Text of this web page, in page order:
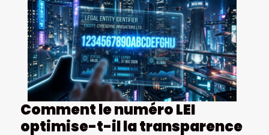
Comment le numéro LEI
optimise-t-il la transparence